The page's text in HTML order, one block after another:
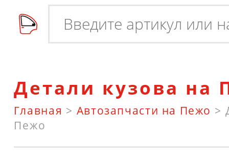
Детали кузова на
Главная > Автозапчасти на Пежо >
Пежо